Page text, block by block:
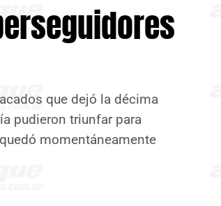
que dejó la décima
pudieron triunfar para
momentáneamente